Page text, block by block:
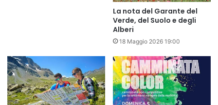
La nota del Garante del
Verde, del Suolo e degli
Alberi
18 Maggio 2026 19:00